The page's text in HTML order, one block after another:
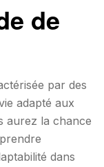
de
par des
adapté aux
aurez la chance
dans